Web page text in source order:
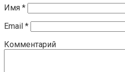
Имя *
Email *
Комментарий